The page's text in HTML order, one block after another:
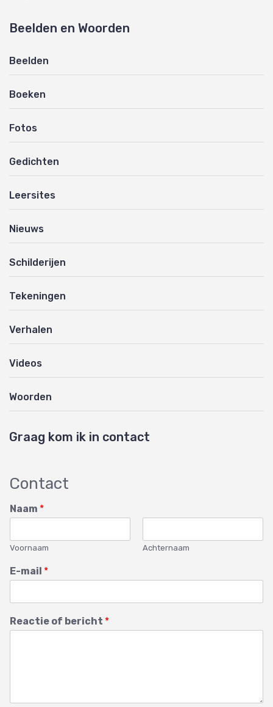
Beelden en Woorden
Beelden
Boeken
Fotos
Gedichten
Leersites
Nieuws
Schilderijen
Tekeningen
Verhalen
Videos
Woorden
Graag kom ik in contact
Contact
Naam *
Voornaam Achternaam
E-mail *
Reactie of bericht *